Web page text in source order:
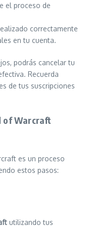
el proceso de
correctamente
en tu cuenta.
podrás cancelar tu
Recuerda
de tus suscripciones
of Warcraft
es un proceso
estos pasos:
utilizando tus